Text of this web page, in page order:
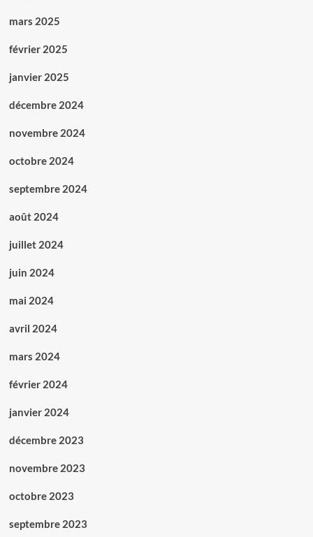
mars 2025
février 2025
janvier 2025
décembre 2024
novembre 2024
octobre 2024
septembre 2024
août 2024
juillet 2024
juin 2024
mai 2024
avril 2024
mars 2024
février 2024
janvier 2024
décembre 2023
novembre 2023
octobre 2023
septembre 2023